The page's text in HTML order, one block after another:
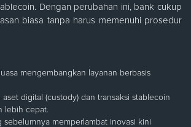
Dengan perubahan ini, bank cukup
biasa tanpa harus memenuhi prosedur
mengembangkan layanan berbasis
aset digital (custody) dan transaksi stablecoin
lebih cepat.
sebelumnya memperlambat inovasi kini